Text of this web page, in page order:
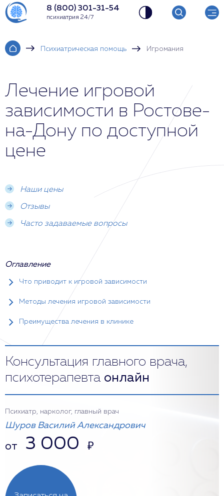
8 (800) 301-31-54
психиатрия 24/7
Психиатрическая помощь Игромания
Лечение игровой
зависимости в Ростове-
на-Дону по доступной
цене
Наши цены
Отзывы
Часто задаваемые вопросы
Оглавление
Что приводит к игровой зависимости
Методы лечения игровой зависимости
Преимущества лечения в клинике
Консультация главного врача,
психотерапевта онлайн
Психиатр, нарколог, главный врач
Шуров Василий Александрович
от 3 000 ₽